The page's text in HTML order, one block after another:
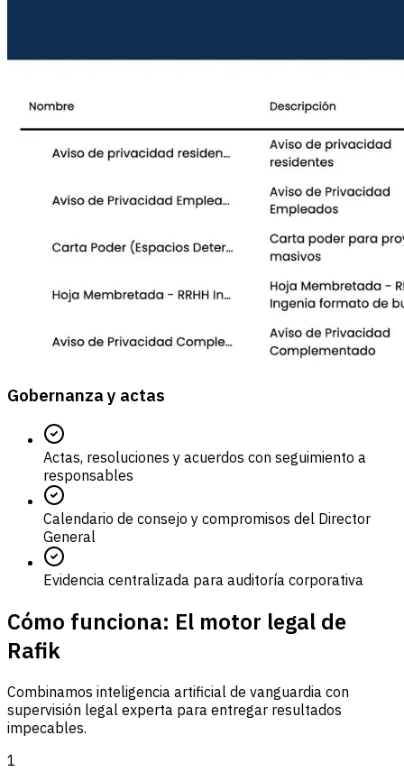
Gobernanza y actas
Actas, resoluciones y acuerdos con seguimiento a
responsables
Calendario de consejo y compromisos del Director
General
Evidencia centralizada para auditoría corporativa
Cómo funciona: El motor legal de
Rafik
Combinamos inteligencia artificial de vanguardia con
supervisión legal experta para entregar resultados
impecables.
1